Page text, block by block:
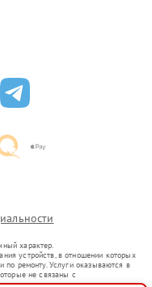
характер.
устройств, в отношении которых
ремонту. Услуги оказываются в
не связаны с
представителями.